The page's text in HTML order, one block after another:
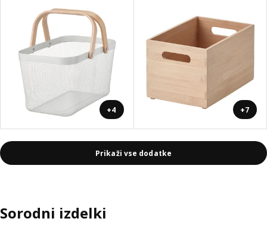
+4 +7
Prikaži vse dodatke
Sorodni izdelki